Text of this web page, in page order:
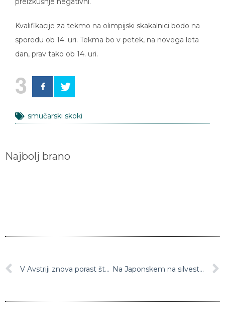
Kvalifikacije za tekmo na olimpijski skakalnici bodo na
sporedu ob 14. uri. Tekma bo v petek, na novega leta
dan, prav tako ob 14. uri.
3
smučarski skoki
Najbolj brano
V Avstriji znova porast števila novih okužb z novim koronavirusom Na Japonskem na silvestrovo največ novih okužb z novim koronavirusom